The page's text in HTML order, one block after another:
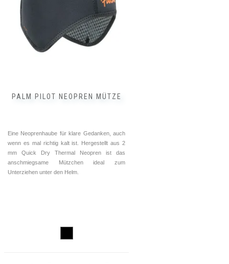
PALM PILOT NEOPREN MÜTZE
Eine Neoprenhaube für klare Gedanken, auch
wenn es mal richtig kalt ist. Hergestellt aus 2
mm Quick Dry Thermal Neopren ist das
anschmiegsame Mützchen ideal zum
Unterziehen unter den Helm.